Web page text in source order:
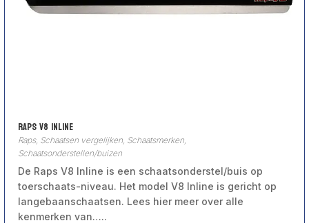
Raps V8 Inline
Raps, Schaatsen vergelijken Schaatsmerken
Schaatsonderstellen/buizen
De Raps V8 Inline is een schaatsonderstel/buis op
toerschaats-niveau. Het model V8 Inline is gericht op
langebaanschaatsen. Lees hier meer over alle
kenmerken van…..